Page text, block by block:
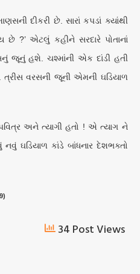
દીકરી છે. સારાં કપડાં ક્યાંથી
?’ એટલું કહીને સરદારે પોતાનાં
જૂનું હશે. ચશ્માંની એક દાંડી હતી
ત્રીસ વરસની જૂની એમની ઘડિયાળ
અને ત્યાગી હતો ! એ ત્યાગ ને
ઘડિયાળ કાંડે બાંધનાર દેશભક્તો
34 Post Views